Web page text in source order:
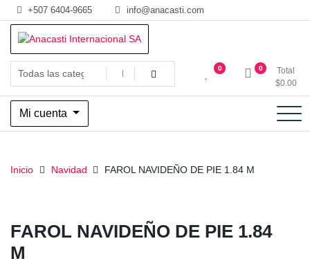
Saltar
al
contenido
+507 6404-9665 info@anacasti.com
Anacasti Internacional SA
Ventas de productos al por mayor de flores y plantas. juguetes,
navidad, religioso y adornos
0 0
Total
$0.00
Mi cuenta
Inicio Navidad FAROL NAVIDEÑO DE PIE 1.84 M
FAROL NAVIDEÑO DE PIE 1.84
M